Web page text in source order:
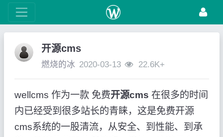
开源cms
燃烧的冰 2020-03-13 22.6K+
wellcms 作为一款 免费开源cms 在很多的时间
内已经受到很多站长的青睐，这是免费开源
cms系统的一股清流，从安全、到性能、到承